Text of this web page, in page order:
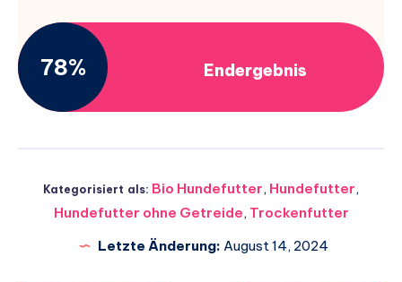
78% Endergebnis
Kategorisiert als: Bio Hundefutter, Hundefutter,
Hundefutter ohne Getreide, Trockenfutter
Letzte Änderung: August 14, 2024